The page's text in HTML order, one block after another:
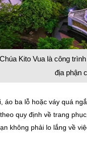
Kito Vua là công
địa phận
áo ba lỗ hoặc váy quá
quy định về trang
không phải lo lắng về